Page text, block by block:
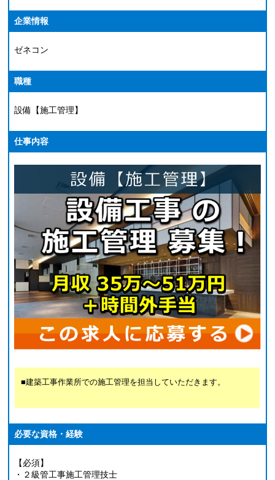
企業情報
ゼネコン
職種
設備【施工管理】
仕事内容
■建築工事作業所での施工管理を担当していただきます。
必要な資格・経験
【必須】
・２級管工事施工管理技士